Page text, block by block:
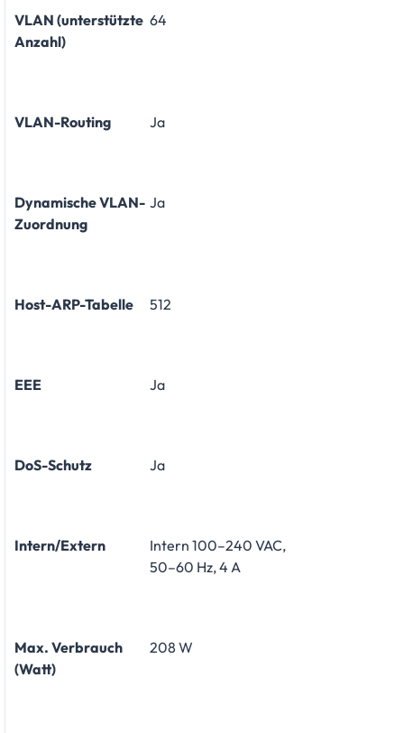
VLAN (unterstützte
Anzahl)
64
VLAN-Routing Ja
Dynamische VLAN-
Zuordnung
Ja
Host-ARP-Tabelle 512
EEE Ja
DoS-Schutz Ja
Intern/Extern
Intern 100–240 VAC,
50–60 Hz, 4 A
Max. Verbrauch
(Watt)
208 W